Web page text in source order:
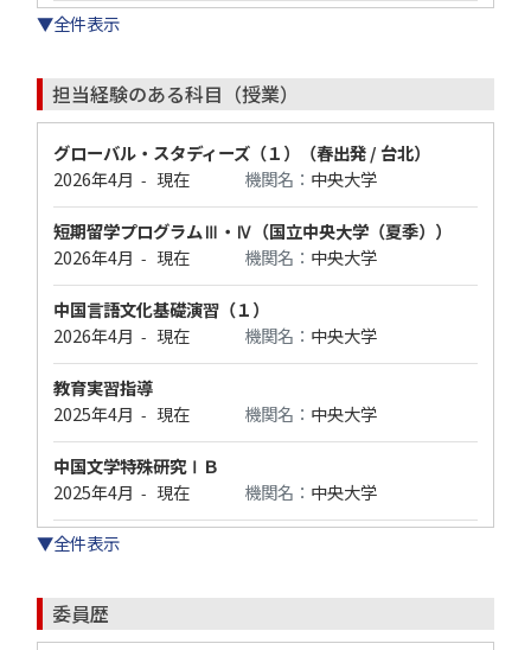
▼全件表示
担当経験のある科目（授業）
グローバル・スタディーズ（１）（春出発 / 台北）
2026年4月 - 現在 機関名： 中央大学
短期留学プログラムⅢ・Ⅳ（国立中央大学（夏季））
2026年4月 - 現在 機関名： 中央大学
中国言語文化基礎演習（１）
2026年4月 - 現在 機関名： 中央大学
教育実習指導
2025年4月 - 現在 機関名： 中央大学
中国文学特殊研究ⅠＢ
2025年4月 - 現在 機関名： 中央大学
▼全件表示
委員歴